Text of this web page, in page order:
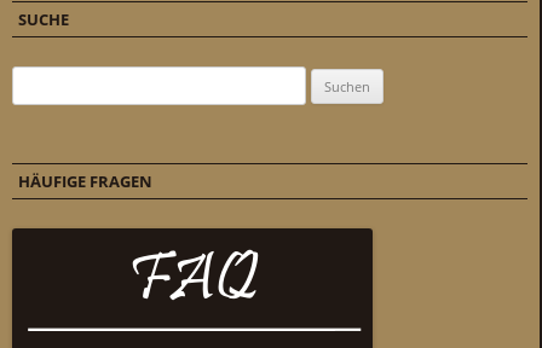
SUCHE
HÄUFIGE FRAGEN